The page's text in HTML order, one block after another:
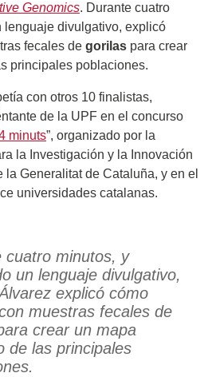
Genomics. Durante cuatro
lenguaje divulgativo, explicó
fecales de gorilas para crear
principales poblaciones.
con otros 10 finalistas,
de la UPF en el concurso
minuts”, organizado por la
la Investigación y la Innovación
la Generalitat de Cataluña, y en el
universidades catalanas.
cuatro minutos, y
un lenguaje divulgativo,
explicó cómo
muestras fecales de
crear un mapa
de las principales